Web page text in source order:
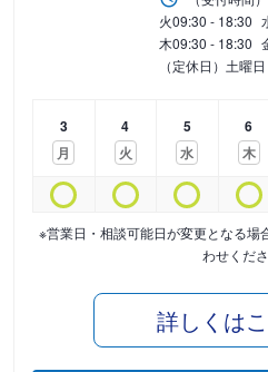
火09:30 - 18:30
木09:30 - 18:30
（定休日）土曜
3
月
4
火
5
水
6
木
※営業日・相談可能日が変更となる場
わせくださ
詳しくは